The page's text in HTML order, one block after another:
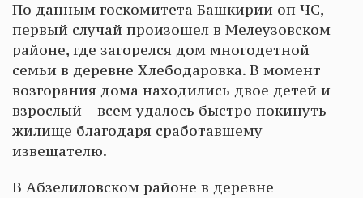
По данным госкомитета Башкирии оп ЧС,
первый случай произошел в Мелеузовском
районе, где загорелся дом многодетной
семьи в деревне Хлебодаровка. В момент
возгорания дома находились двое детей и
взрослый – всем удалось быстро покинуть
жилище благодаря сработавшему
извещателю.
В Абзелиловском районе в деревне